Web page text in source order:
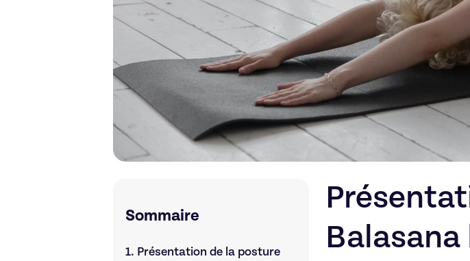
Sommaire
1. Présentation de la posture
Balasana